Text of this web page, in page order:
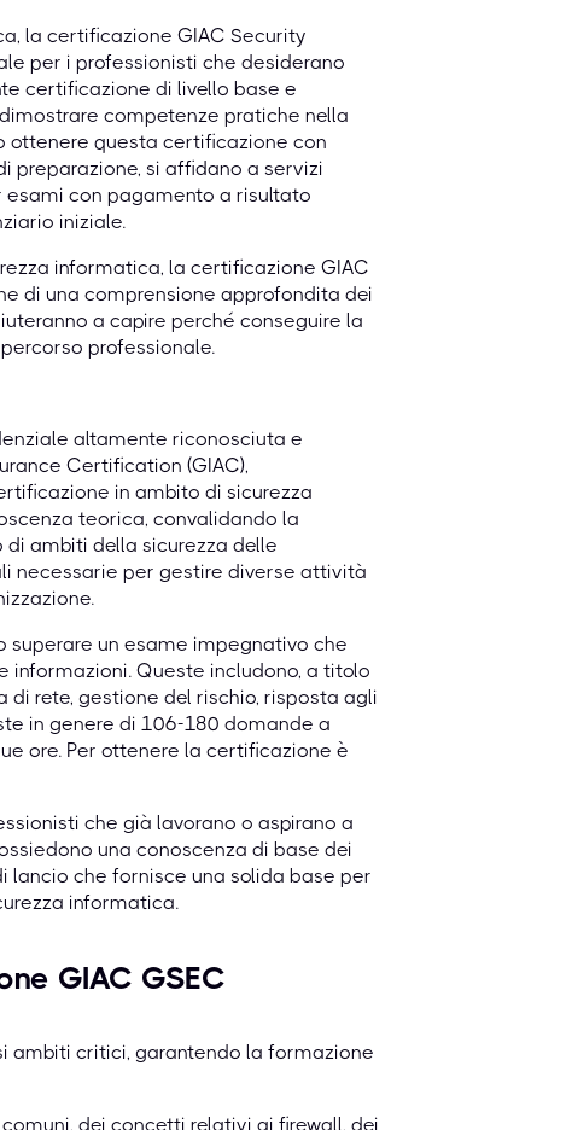
la certificazione GIAC Security
per i professionisti che desiderano
certificazione di livello base e
competenze pratiche nella
ottenere questa certificazione con
preparazione, si affidano a servizi
esami con pagamento a risultato
iniziale.
informatica, la certificazione GIAC
di una comprensione approfondita dei
a capire perché conseguire la
professionale.
altamente riconosciuta e
Certification (GIAC),
in ambito di sicurezza
teorica, convalidando la
ambiti della sicurezza delle
necessarie per gestire diverse attività
superare un esame impegnativo che
informazioni. Queste includono, a titolo
rete, gestione del rischio, risposta agli
in genere di 106-180 domande a
ore. Per ottenere la certificazione è
che già lavorano o aspirano a
una conoscenza di base dei
lancio che fornisce una solida base per
informatica.
GIAC GSEC
ambiti critici, garantendo la formazione
dei concetti relativi ai firewall, dei